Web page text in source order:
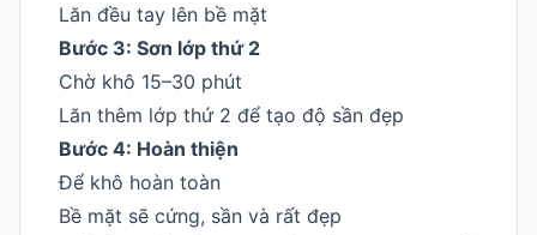
Lăn đều tay lên bề mặt
Bước 3: Sơn lớp thứ 2
Chờ khô 15–30 phút
Lăn thêm lớp thứ 2 để tạo độ sần đẹp
Bước 4: Hoàn thiện
Để khô hoàn toàn
Bề mặt sẽ cứng, sần và rất đẹp